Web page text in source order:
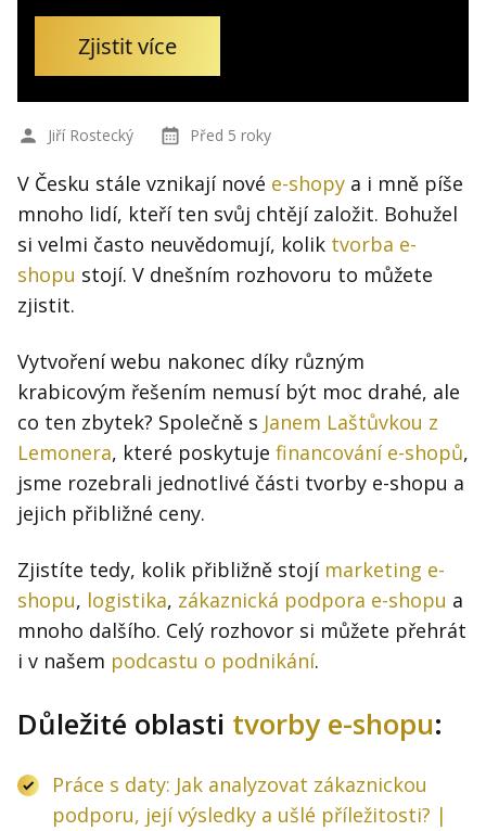
Zjistit více
Jiří Rostecký Před 5 roky
V Česku stále vznikají nové e-shopy a i mně píše
mnoho lidí, kteří ten svůj chtějí založit. Bohužel
si velmi často neuvědomují, kolik tvorba e-
shopu stojí. V dnešním rozhovoru to můžete
zjistit.
Vytvoření webu nakonec díky různým
krabicovým řešením nemusí být moc drahé, ale
co ten zbytek? Společně s Janem Laštůvkou z
Lemonera, které poskytuje financování e-shopů,
jsme rozebrali jednotlivé části tvorby e-shopu a
jejich přibližné ceny.
Zjistíte tedy, kolik přibližně stojí marketing e-
shopu, logistika, zákaznická podpora e-shopu a
mnoho dalšího. Celý rozhovor si můžete přehrát
i v našem podcastu o podnikání.
Důležité oblasti tvorby e-shopu:
Práce s daty: Jak analyzovat zákaznickou
podporu, její výsledky a ušlé příležitosti? |